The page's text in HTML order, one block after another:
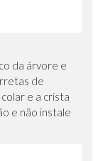
da árvore e
de
e a crista
e não instale